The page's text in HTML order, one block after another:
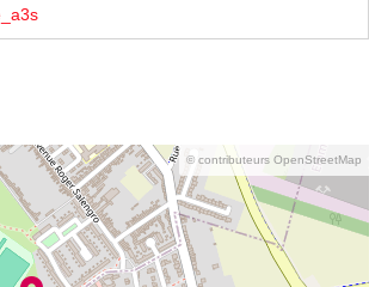
© contributeurs OpenStreetMap